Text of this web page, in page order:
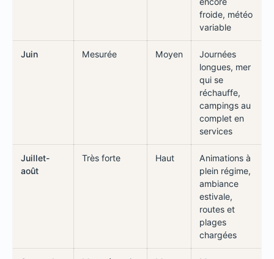
froide, météo
variable
Juin Mesurée Moyen
Journées
longues, mer
qui se
réchauffe,
campings au
complet en
services
Juillet-
août
Très forte Haut
Animations à
plein régime,
ambiance
estivale,
routes et
plages
chargées